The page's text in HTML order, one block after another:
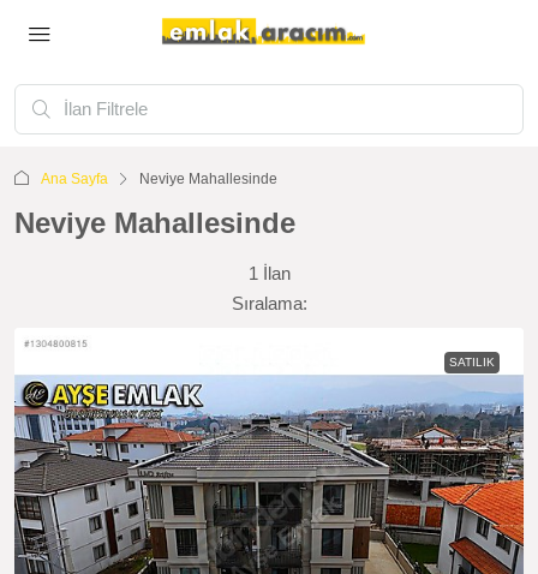
Ana Sayfa Neviye Mahallesinde
Neviye Mahallesinde
1 İlan
Sıralama:
SATILIK